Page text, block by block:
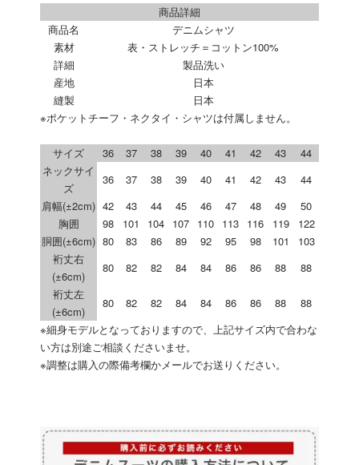
商品詳細
商品名
デニムシャツ
素材
表・ストレッチ＝コットン100%
詳細
製品洗い
産地
日本
縫製
日本
※ポケットチーフ・ネクタイ・シャツは付属しません。
サイズ 36 37 38 39 40 41 42 43
44
ネックサイ
ズ
36 37 38 39 40 41 42 43
44
肩幅(±2cm) 42 43 44 45 46 47 48 49
50
胸囲
98 101 104 107 110 113 116 119
122
胴囲(±6cm) 80 83 86 89 92 95 98 101
103
裄丈右
(±6cm)
80 82 82 84 84 86 86 88
88
裄丈左
(±6cm)
80 82 82 84 84 86 86 88
88
※細身モデルとなっておりますので、上記サイズ内で合わな
い方は別途ご相談くださいませ。
※調整は購入の際備考欄かメールでお送りください。